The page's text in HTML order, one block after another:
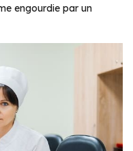
engourdie par un